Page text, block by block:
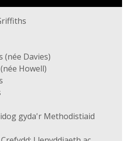
(née Davies)
Howell)
gyda'r Methodistiaid